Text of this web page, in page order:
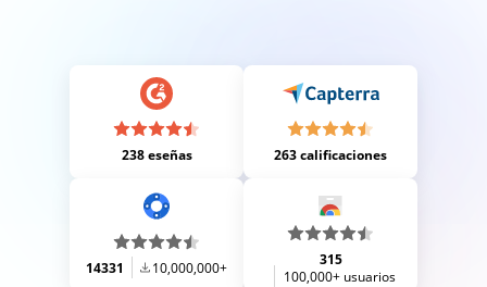
238 eseñas 263 calificaciones
14331 10,000,000+
315
100,000+ usuarios